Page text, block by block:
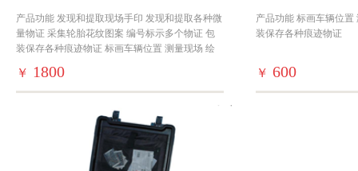
产品功能 发现和提取现场手印 发现和提取各种微
量物证 采集轮胎花纹图案 编号标示多个物证 包
装保存各种痕迹物证 标画车辆位置 测量现场 绘
￥ 1800
产品功能 标画车辆位
装保存各种痕迹物证
￥ 600